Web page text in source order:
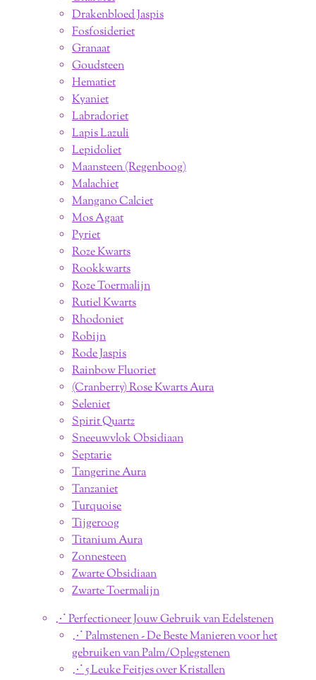
Drakenbloed Jaspis
Fosfosideriet
Granaat
Goudsteen
Hematiet
Kyaniet
Labradoriet
Lapis Lazuli
Lepidoliet
Maansteen (Regenboog)
Malachiet
Mangano Calciet
Mos Agaat
Pyriet
Roze Kwarts
Rookkwarts
Roze Toermalijn
Rutiel Kwarts
Rhodoniet
Robijn
Rode Jaspis
Rainbow Fluoriet
(Cranberry) Rose Kwarts Aura
Seleniet
Spirit Quartz
Sneeuwvlok Obsidiaan
Septarie
Tangerine Aura
Tanzaniet
Turquoise
Tijgeroog
Titanium Aura
Zonnesteen
Zwarte Obsidiaan
Zwarte Toermalijn
⋰ Perfectioneer Jouw Gebruik van Edelstenen
⋰ Palmstenen - De Beste Manieren voor het
gebruiken van Palm/Oplegstenen
⋰ 5 Leuke Feitjes over Kristallen